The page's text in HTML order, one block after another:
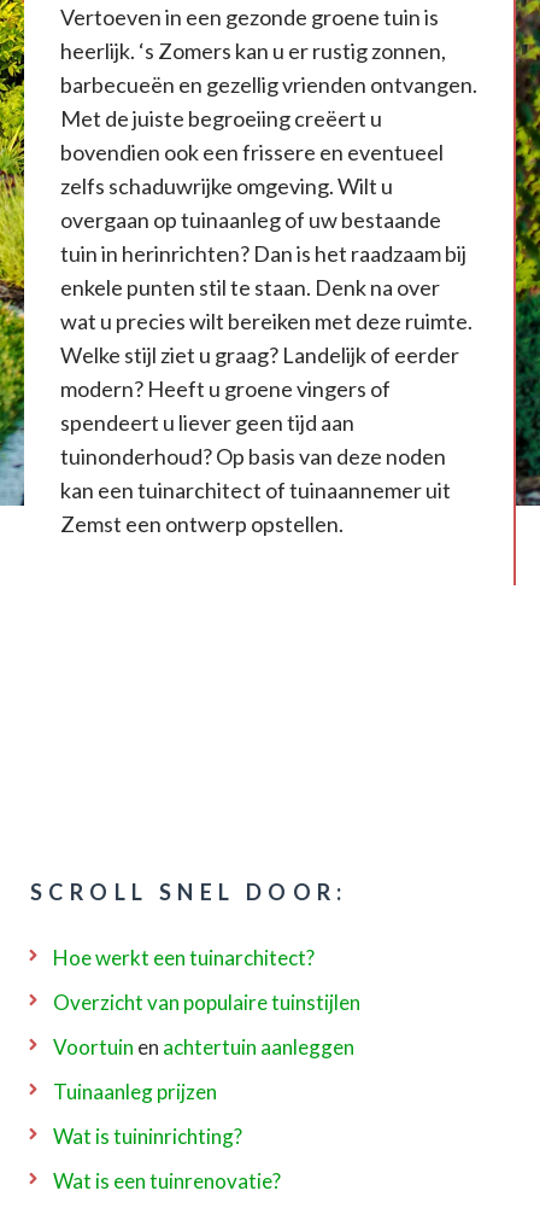
Vertoeven in een gezonde groene tuin is
heerlijk. ‘s Zomers kan u er rustig zonnen,
barbecueën en gezellig vrienden ontvangen.
Met de juiste begroeiing creëert u
bovendien ook een frissere en eventueel
zelfs schaduwrijke omgeving. Wilt u
overgaan op tuinaanleg of uw bestaande
tuin in herinrichten? Dan is het raadzaam bij
enkele punten stil te staan. Denk na over
wat u precies wilt bereiken met deze ruimte.
Welke stijl ziet u graag? Landelijk of eerder
modern? Heeft u groene vingers of
spendeert u liever geen tijd aan
tuinonderhoud? Op basis van deze noden
kan een tuinarchitect of tuinaannemer uit
Zemst een ontwerp opstellen.
SCROLL SNEL DOOR:
Hoe werkt een tuinarchitect?
Overzicht van populaire tuinstijlen
Voortuin en achtertuin aanleggen
Tuinaanleg prijzen
Wat is tuininrichting?
Wat is een tuinrenovatie?